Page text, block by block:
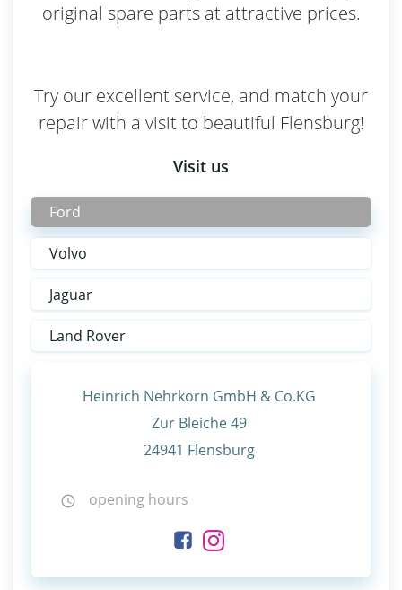
original spare parts at attractive prices.
Try our excellent service, and match your
repair with a visit to beautiful Flensburg!
Visit us
Ford
Volvo
Jaguar
Land Rover
Heinrich Nehrkorn GmbH & Co.KG
Zur Bleiche 49
24941 Flensburg
opening hours